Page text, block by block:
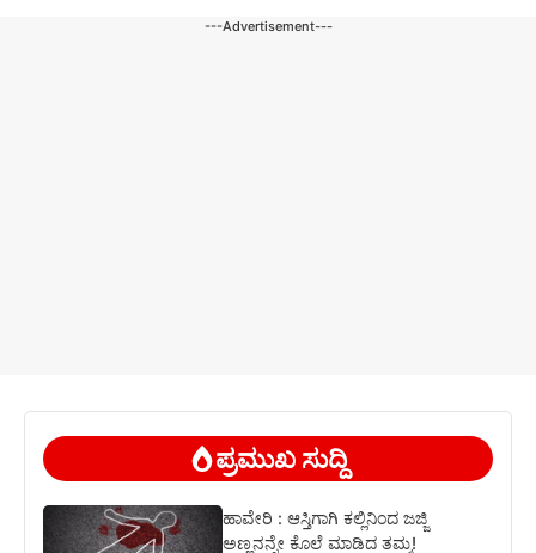
---Advertisement---
ಪ್ರಮುಖ ಸುದ್ದಿ
ಹಾವೇರಿ : ಆಸ್ತಿಗಾಗಿ ಕಲ್ಲಿನಿಂದ ಜಜ್ಜಿ
ಅಣ್ಣನನ್ನೇ ಕೊಲೆ ಮಾಡಿದ ತಮ್ಮ!